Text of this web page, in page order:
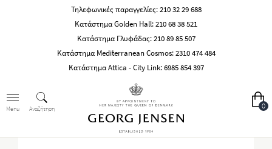
Τηλεφωνικές παραγγελίες:210 32 29 688
Κατάστημα Golden Hall:210 68 38 521
Κατάστημα Γλυφάδας:210 89 85 507
Κατάστημα Mediterranean Cosmos:2310 474 484
Κατάστημα Attica - City Link:6985 854 397
Menu Αναζήτηση 0